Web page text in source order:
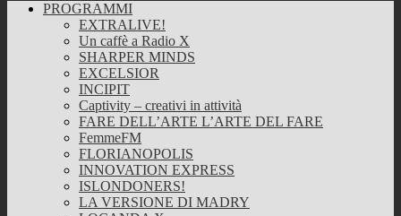
PROGRAMMI
EXTRALIVE!
Un caffè a Radio X
SHARPER MINDS
EXCELSIOR
INCIPIT
Captivity – creativi in attività
FARE DELL’ARTE L’ARTE DEL FARE
FemmeFM
FLORIANOPOLIS
INNOVATION EXPRESS
ISLONDONERS!
LA VERSIONE DI MADRY